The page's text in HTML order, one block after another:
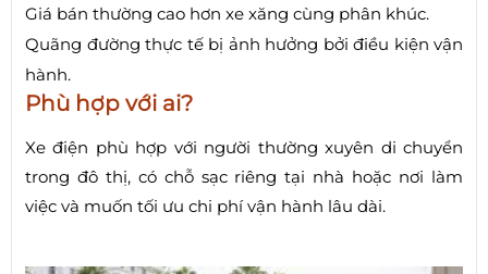
Giá bán thường cao hơn xe xăng cùng phân khúc.
Quãng đường thực tế bị ảnh hưởng bởi điều kiện vận
hành.
Phù hợp với ai?
Xe điện phù hợp với người thường xuyên di chuyển
trong đô thị, có chỗ sạc riêng tại nhà hoặc nơi làm
việc và muốn tối ưu chi phí vận hành lâu dài.